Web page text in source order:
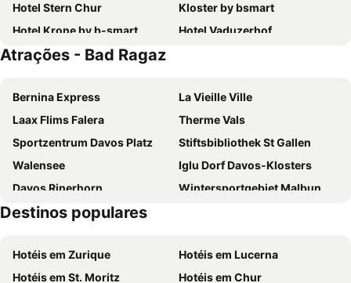
Hotel Stern Chur
Kloster by bsmart
Hotel Krone by b-smart
Hotel Vaduzerhof
ABC Swiss Quality Hotel
Giessen Hotel & Coffeehouse
Kloster by b-smart
Esos Hotel Quelle
Gästehaus Alpina in Fanas
Swiss Heidi Hotel
Hotel Oberland
Park Hotel Sonnenhof - Relais & Châteaux
Hotel Chur
b smart motel Landquart
Hotel Grüsch
Hotel Restaurant Kulm
Hotel Schloss Ragaz
Sorell Hotel Tamina Bad Ragaz
Garni Hotel Torkelbündte
Grand Resort Bad Ragaz
Atrações - Bad Ragaz
Bernina Express
La Vieille Ville
Laax Flims Falera
Therme Vals
Sportzentrum Davos Platz
Stiftsbibliothek St Gallen
Walensee
Iglu Dorf Davos-Klosters
Davos Rinerhorn
Wintersportgebiet Malbun
Flumserberg
Flüelapass
St. Gallen Station
Sportbahnen Atzmännig
Pizol
Destinos populares
Hotéis em Zurique
Hotéis em Lucerna
Hotéis em St. Moritz
Hotéis em Chur